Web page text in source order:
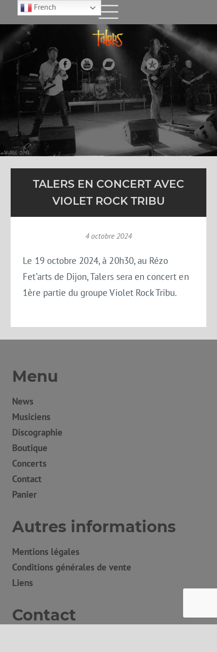
TALERS EN CONCERT AVEC
VIOLET ROCK TRIBU
4 octobre 2024
Le 19 octobre 2024, à 20h30, au Rézo
Fet’arts de Dijon, Talers sera en concert en
1ère partie du groupe Violet Rock Tribu.
Menu
News
Musiciens
Discographie
Boutique
Concerts
Contact
Panier
Autres informations
Mentions légales
Conditions générales de vente
Liens
Contact
French